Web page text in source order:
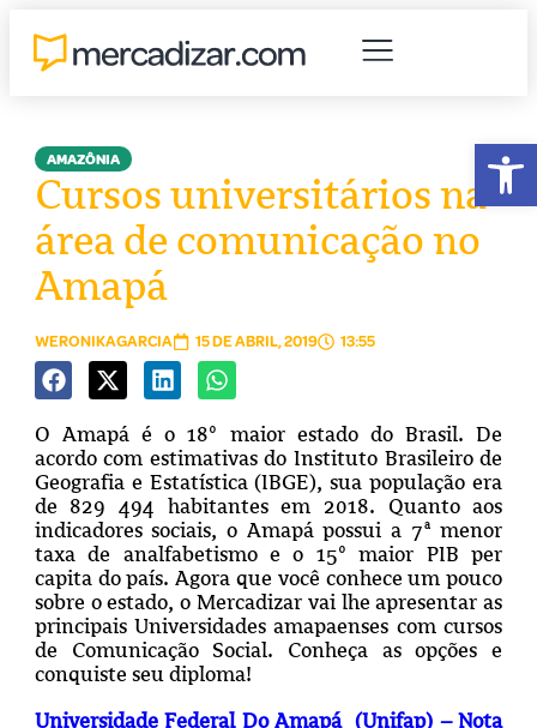
AMAZÔNIA
Cursos universitários na
área de comunicação no
Amapá
WERONIKAGARCIA 15 DE ABRIL, 2019 13:55
O Amapá é o 18º maior estado do Brasil. De
acordo com estimativas do Instituto Brasileiro de
Geografia e Estatística (IBGE), sua população era
de 829 494 habitantes em 2018. Quanto aos
indicadores sociais, o Amapá possui a 7ª menor
taxa de analfabetismo e o 15º maior PIB per
capita do país. Agora que você conhece um pouco
sobre o estado, o Mercadizar vai lhe apresentar as
principais Universidades amapaenses com cursos
de Comunicação Social. Conheça as opções e
conquiste seu diploma!
Universidade Federal Do Amapá (Unifap) – Nota